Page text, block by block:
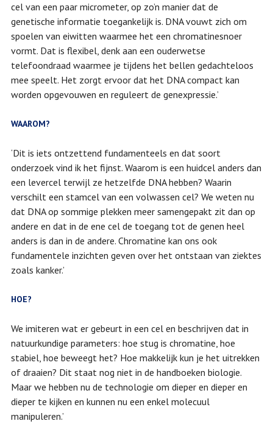
cel van een paar micrometer, op zo’n manier dat de
genetische informatie toegankelijk is. DNA vouwt zich om
spoelen van eiwitten waarmee het een chromatinesnoer
vormt. Dat is flexibel, denk aan een ouderwetse
telefoondraad waarmee je tijdens het bellen gedachteloos
mee speelt. Het zorgt ervoor dat het DNA compact kan
worden opgevouwen en reguleert de genexpressie.’
WAAROM?
‘Dit is iets ontzettend fundamenteels en dat soort
onderzoek vind ik het fijnst. Waarom is een huidcel anders dan
een levercel terwijl ze hetzelfde DNA hebben? Waarin
verschilt een stamcel van een volwassen cel? We weten nu
dat DNA op sommige plekken meer samengepakt zit dan op
andere en dat in de ene cel de toegang tot de genen heel
anders is dan in de andere. Chromatine kan ons ook
fundamentele inzichten geven over het ontstaan van ziektes
zoals kanker.’
HOE?
We imiteren wat er gebeurt in een cel en beschrijven dat in
natuurkundige parameters: hoe stug is chromatine, hoe
stabiel, hoe beweegt het? Hoe makkelijk kun je het uitrekken
of draaien? Dit staat nog niet in de handboeken biologie.
Maar we hebben nu de technologie om dieper en dieper en
dieper te kijken en kunnen nu een enkel molecuul
manipuleren.’